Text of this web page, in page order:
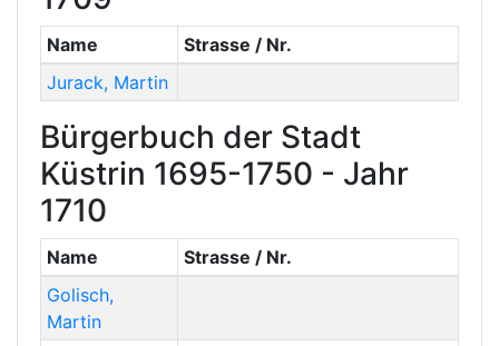
Name
Strasse / Nr.
Jurack, Martin
Bürgerbuch der Stadt
Küstrin 1695-1750 - Jahr
1710
Name
Strasse / Nr.
Golisch,
Martin